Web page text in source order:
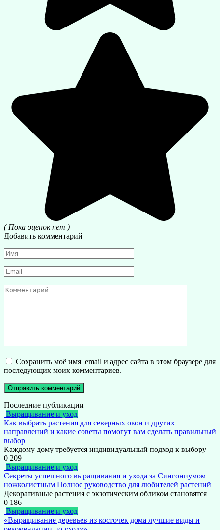
( Пока оценок нет )
Добавить комментарий
Имя
*
Email
*
Комментарий
Сохранить моё имя, email и адрес сайта в этом браузере для
последующих моих комментариев.
Последние публикации
Выращивание и уход
Как выбрать растения для северных окон и других
направлений и какие советы помогут вам сделать правильный
выбор
Каждому дому требуется индивидуальный подход к выбору
0 209
Выращивание и уход
Секреты успешного выращивания и ухода за Сингониумом
ножколистным Полное руководство для любителей растений
Декоративные растения с экзотическим обликом становятся
0 186
Выращивание и уход
«Выращивание деревьев из косточек дома лучшие виды и